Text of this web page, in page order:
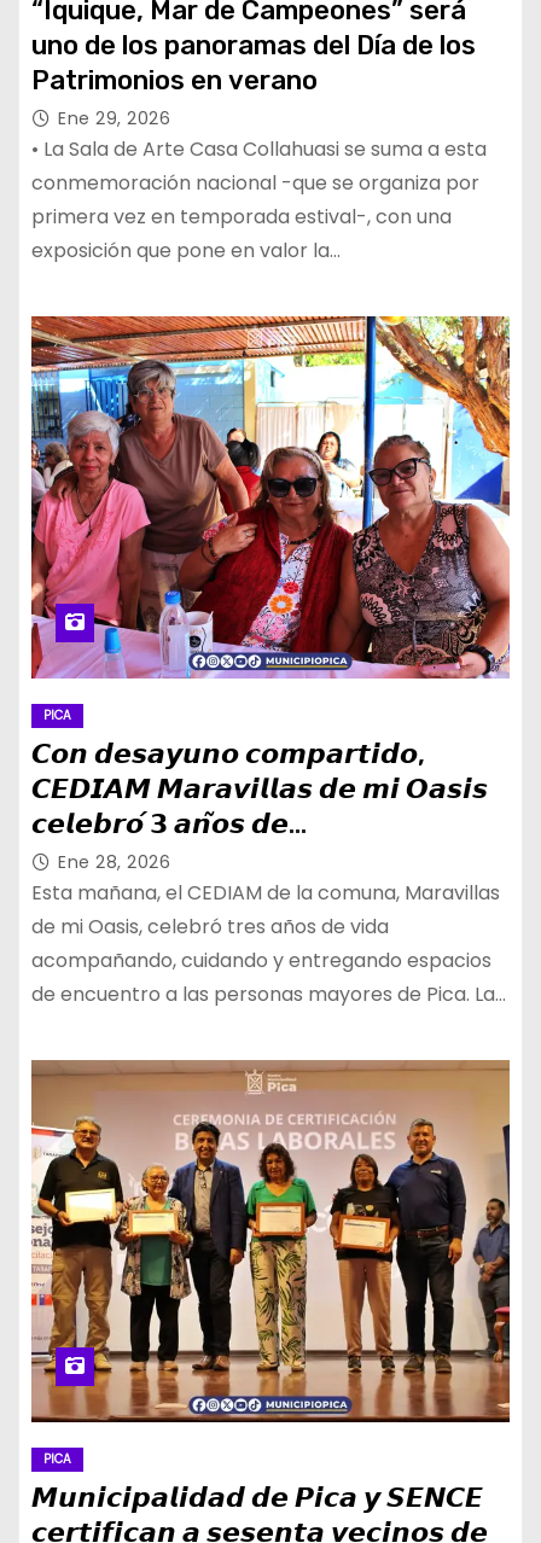
“Iquique, Mar de Campeones” será
uno de los panoramas del Día de los
Patrimonios en verano
Ene 29, 2026
• La Sala de Arte Casa Collahuasi se suma a esta
conmemoración nacional -que se organiza por
primera vez en temporada estival-, con una
exposición que pone en valor la…
PICA
𝘾𝙤𝙣 𝙙𝙚𝙨𝙖𝙮𝙪𝙣𝙤 𝙘𝙤𝙢𝙥𝙖𝙧𝙩𝙞𝙙𝙤,
𝘾𝙀𝘿𝙄𝘼𝙈 𝙈𝙖𝙧𝙖𝙫𝙞𝙡𝙡𝙖𝙨 𝙙𝙚 𝙢𝙞 𝙊𝙖𝙨𝙞𝙨
𝙘𝙚𝙡𝙚𝙗𝙧𝙤́ 𝟯 𝙖𝙣̃𝙤𝙨 𝙙𝙚
𝙛𝙪𝙣𝙘𝙞𝙤𝙣𝙖𝙢𝙞𝙚𝙣𝙩𝙤
Ene 28, 2026
Esta mañana, el CEDIAM de la comuna, Maravillas
de mi Oasis, celebró tres años de vida
acompañando, cuidando y entregando espacios
de encuentro a las personas mayores de Pica. La…
PICA
𝙈𝙪𝙣𝙞𝙘𝙞𝙥𝙖𝙡𝙞𝙙𝙖𝙙 𝙙𝙚 𝙋𝙞𝙘𝙖 𝙮 𝙎𝙀𝙉𝘾𝙀
𝙘𝙚𝙧𝙩𝙞𝙛𝙞𝙘𝙖𝙣 𝙖 𝙨𝙚𝙨𝙚𝙣𝙩𝙖 𝙫𝙚𝙘𝙞𝙣𝙤𝙨 𝙙𝙚